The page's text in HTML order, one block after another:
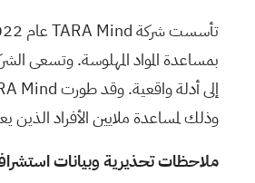
تأسست شركة TARA Mind عام 2022 على يد ماركوس كابوني، وهو جندي سابق في قوات البحرية الأمريكية الخاصة
بمساعدة المواد المهلوسة. وتسعى
وذلك لمساعدة ملايين الأفراد
ملاحظات تحذيرية وبيانات